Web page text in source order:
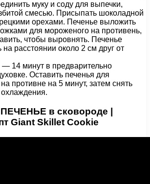
муку и соду для выпечки,
смесью. Присыпать шоколадной
орехами. Печенье выложить
для мороженого на противень,
чтобы выровнять. Печенье
расстоянии около 2 см друг от
— 14 минут в предварительно
Оставить печенья для
противне на 5 минут, затем снять
в сковороде |
Giant Skillet Cookie